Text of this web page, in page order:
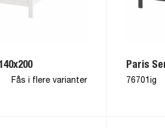
Fås i flere varianter
Paris
76701ig